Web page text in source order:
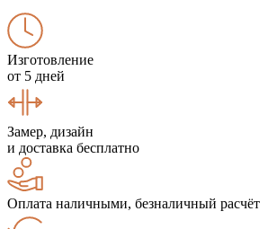
Изготовление
от 5 дней
Замер, дизайн
и доставка бесплатно
Оплата наличными, безналичный расчёт